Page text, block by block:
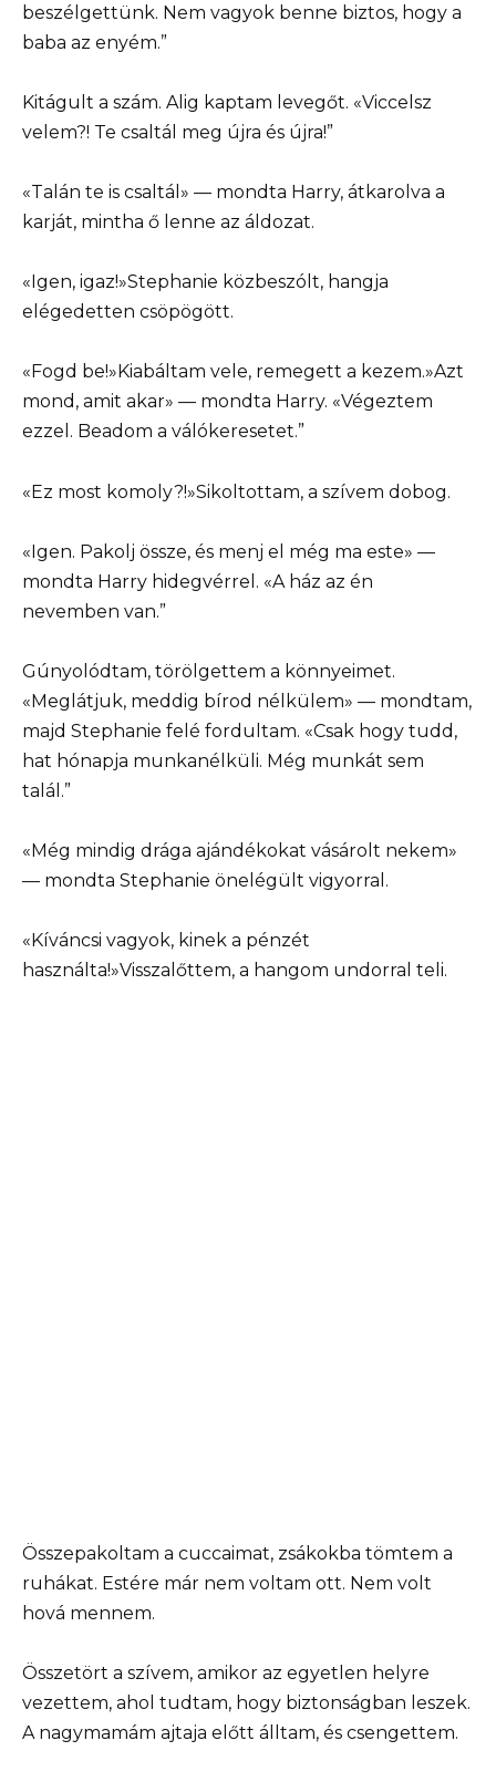
beszélgettünk. Nem vagyok benne biztos, hogy a
baba az enyém.”
Kitágult a szám. Alig kaptam levegőt. «Viccelsz
velem?! Te csaltál meg újra és újra!”
«Talán te is csaltál» — mondta Harry, átkarolva a
karját, mintha ő lenne az áldozat.
«Igen, igaz!»Stephanie közbeszólt, hangja
elégedetten csöpögött.
«Fogd be!»Kiabáltam vele, remegett a kezem.»Azt
mond, amit akar» — mondta Harry. «Végeztem
ezzel. Beadom a válókeresetet.”
«Ez most komoly?!»Sikoltottam, a szívem dobog.
«Igen. Pakolj össze, és menj el még ma este» —
mondta Harry hidegvérrel. «A ház az én
nevemben van.”
Gúnyolódtam, törölgettem a könnyeimet.
«Meglátjuk, meddig bírod nélkülem» — mondtam,
majd Stephanie felé fordultam. «Csak hogy tudd,
hat hónapja munkanélküli. Még munkát sem
talál.”
«Még mindig drága ajándékokat vásárolt nekem»
— mondta Stephanie önelégült vigyorral.
«Kíváncsi vagyok, kinek a pénzét
használta!»Visszalőttem, a hangom undorral teli.
Összepakoltam a cuccaimat, zsákokba tömtem a
ruhákat. Estére már nem voltam ott. Nem volt
hová mennem.
Összetört a szívem, amikor az egyetlen helyre
vezettem, ahol tudtam, hogy biztonságban leszek.
A nagymamám ajtaja előtt álltam, és csengettem.